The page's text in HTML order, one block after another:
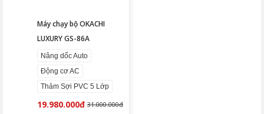
Máy chạy bộ OKACHI
LUXURY GS-86A
Nâng dốc Auto
Động cơ AC
Thảm Sợi PVC 5 Lớp
19.980.000đ 31.000.000đ